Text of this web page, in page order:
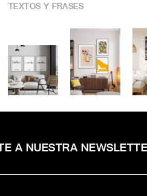
TEXTOS Y FRASES
A NUESTRA